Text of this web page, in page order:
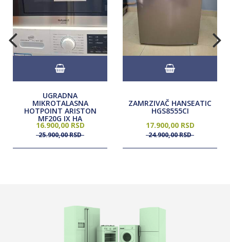
UGRADNA
MIKROTALASNA
HOTPOINT ARISTON
MF20G IX HA
16.900,00 RSD
25.900,00RSD
ZAMRZIVAČ HANSEATIC
HGS8555CI
17.900,00 RSD
24.900,00RSD